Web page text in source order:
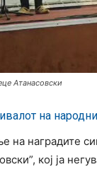
Атанасовски
на
на наградите
кој ја